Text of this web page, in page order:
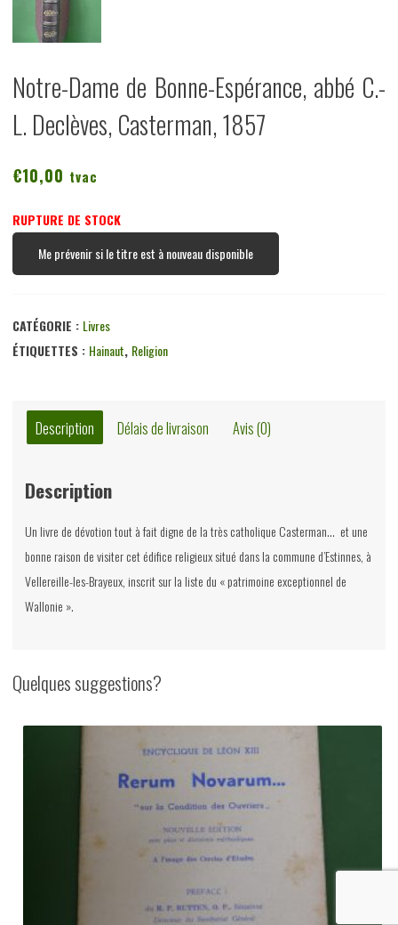
Notre-Dame de Bonne-Espérance, abbé C.-
L. Declèves, Casterman, 1857
€10,00 tvac
RUPTURE DE STOCK
Me prévenir si le titre est à nouveau disponible
CATÉGORIE : Livres
ÉTIQUETTES : Hainaut, Religion
Description Délais de livraison Avis (0)
Description
Un livre de dévotion tout à fait digne de la très catholique Casterman… et une
bonne raison de visiter cet édifice religieux situé dans la commune d’Estinnes, à
Vellereille-les-Brayeux, inscrit sur la liste du « patrimoine exceptionnel de
Wallonie ».
Quelques suggestions?